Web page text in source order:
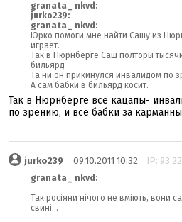
granata_ nkvd:
jurko239:
granata_ nkvd:
Юрко помоги мне найти Сашу из
играет.
Так в Нюрнберге Саш полторы
бильярд
Та ни он прикинулся инвалидом по
А сам бабки в бильярд косит.
Так в Нюрнберге все кацапы-
по зрению, и все бабки за
jurko239 _ 09.10.2011 10:32 IP:
granata_ nkvd:
Так росіяни нічого не вміють, вони
свині...